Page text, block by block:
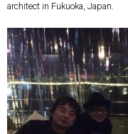
architect in Fukuoka, Japan.